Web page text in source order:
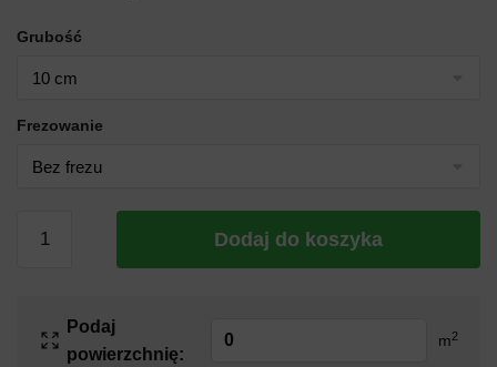
Grubość
Frezowanie
Styropian
MAX
Fasada
Dodaj do koszyka
Podaj
powierzchnię:
m2